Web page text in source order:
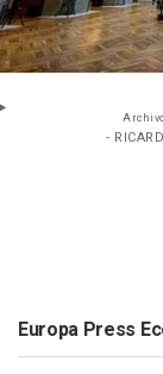
-
Europa Press